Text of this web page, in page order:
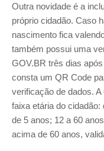
Outra novidade é a
próprio cidadão. Caso
nascimento fica
também possui uma
GOV.BR três dias
consta um QR Code
verificação de dados.
faixa etária do
de 5 anos; 12 a 60
acima de 60 anos,